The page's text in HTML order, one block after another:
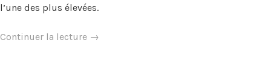
l’une des plus élevées.
Continuer la lecture « Dakar
→